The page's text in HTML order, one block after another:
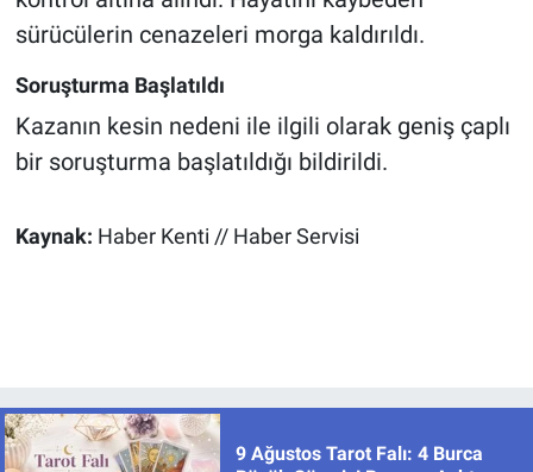
sürücülerin cenazeleri morga kaldırıldı.
Soruşturma Başlatıldı
Kazanın kesin nedeni ile ilgili olarak geniş çaplı
bir soruşturma başlatıldığı bildirildi.
Kaynak: Haber Kenti // Haber Servisi
9 Ağustos Tarot Falı: 4 Burca